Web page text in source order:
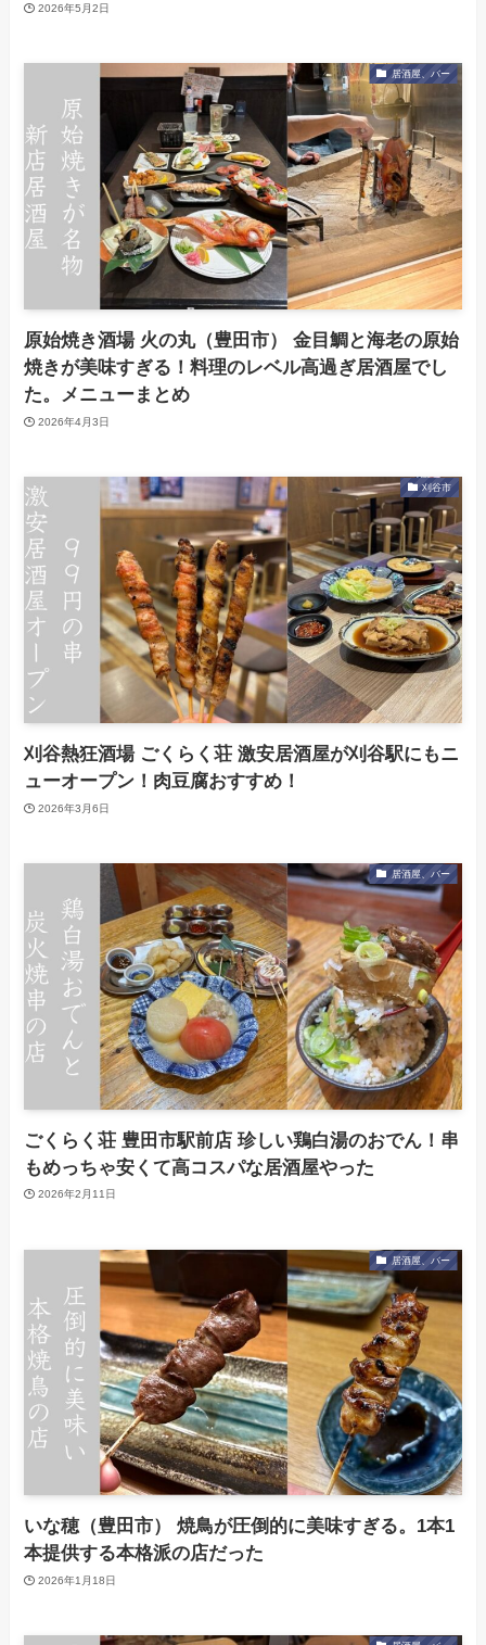
2026年5月2日
居酒屋、バー
原始焼き酒場 火の丸（豊田市） 金目鯛と海老の原始
焼きが美味すぎる！料理のレベル高過ぎ居酒屋でし
た。メニューまとめ
2026年4月3日
刈谷市
刈谷熱狂酒場 ごくらく荘 激安居酒屋が刈谷駅にもニ
ューオープン！肉豆腐おすすめ！
2026年3月6日
居酒屋、バー
ごくらく荘 豊田市駅前店 珍しい鶏白湯のおでん！串
もめっちゃ安くて高コスパな居酒屋やった
2026年2月11日
居酒屋、バー
いな穂（豊田市） 焼鳥が圧倒的に美味すぎる。1本1
本提供する本格派の店だった
2026年1月18日